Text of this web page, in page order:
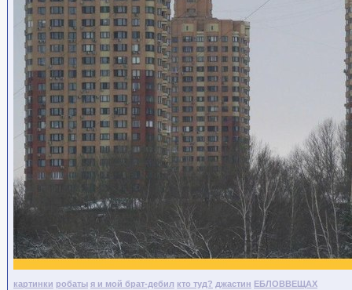
картинки робаты я и мой брат-дебил кто туд? джастин ЕБЛОВВЕЩАХ